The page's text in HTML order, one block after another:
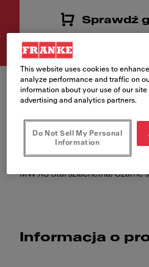
Sprawdź
MW XS Stal szlachetna/Czarne
Informacja o
This website uses cookies to
analyze performance and traffic on
information about your use of our
advertising and analytics partners.
Do Not Sell My Personal
Information